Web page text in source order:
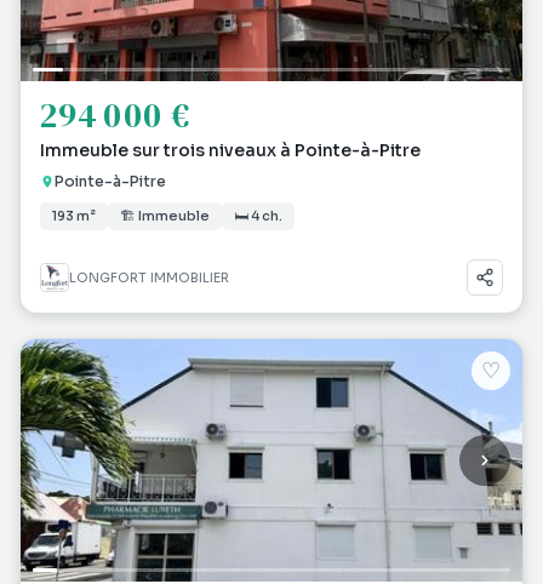
294 000 €
Immeuble sur trois niveaux à Pointe-à-Pitre
Pointe-à-Pitre
193 m² 🏗 Immeuble 🛏 4 ch.
LONGFORT IMMOBILIER
♡